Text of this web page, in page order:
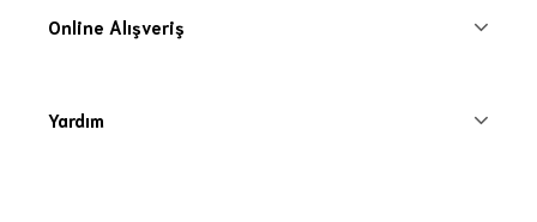
Online Alışveriş
Yardım